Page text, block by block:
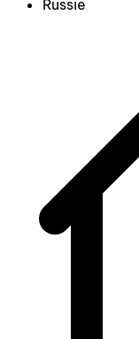
Russie